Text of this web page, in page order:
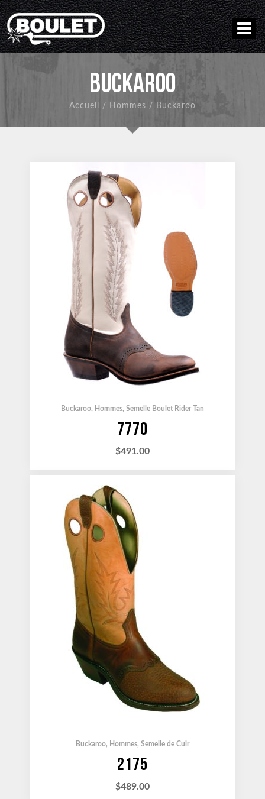
BUCKAROO
Accueil / Hommes / Buckaroo
Buckaroo, Hommes, Semelle Boulet Rider Tan
7770
$491.00
Buckaroo, Hommes, Semelle de Cuir
2175
$489.00